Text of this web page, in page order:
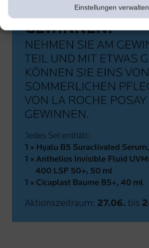
Einstellungen verwalten